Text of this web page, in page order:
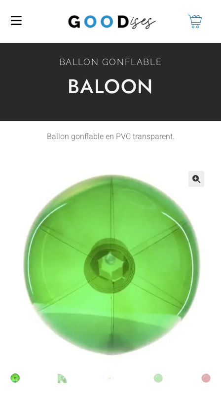
BALLON GONFLABLE
BALOON
Ballon gonflable en PVC transparent.